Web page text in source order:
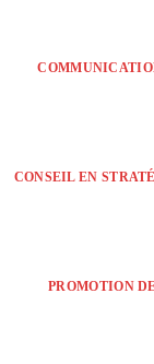
CONSEIL EN
PROMOTION